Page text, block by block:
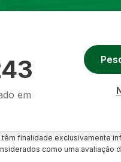
em
finalidade exclusivamente
como uma avaliação